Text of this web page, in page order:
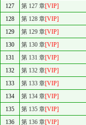
127
第 127 章[VIP]
128
第 128 章[VIP]
129
第 129 章[VIP]
130
第 130 章[VIP]
131
第 131 章[VIP]
132
第 132 章[VIP]
133
第 133 章[VIP]
134
第 134 章[VIP]
135
第 135 章[VIP]
136
第 136 章[VIP]